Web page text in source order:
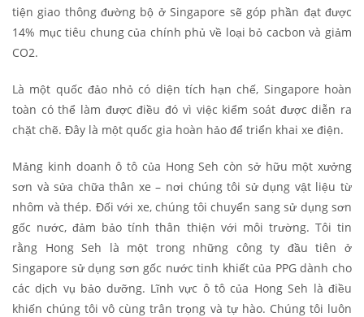
tiện giao thông đường bộ ở Singapore sẽ góp phần đạt được
14% mục tiêu chung của chính phủ về loại bỏ cacbon và giảm
CO2.
Là một quốc đảo nhỏ có diện tích hạn chế, Singapore hoàn
toàn có thể làm được điều đó vì việc kiểm soát được diễn ra
chặt chẽ. Đây là một quốc gia hoàn hảo để triển khai xe điện.
Mảng kinh doanh ô tô của Hong Seh còn sở hữu một xưởng
sơn và sửa chữa thân xe – nơi chúng tôi sử dụng vật liệu từ
nhôm và thép. Đối với xe, chúng tôi chuyển sang sử dụng sơn
gốc nước, đảm bảo tính thân thiện với môi trường. Tôi tin
rằng Hong Seh là một trong những công ty đầu tiên ở
Singapore sử dụng sơn gốc nước tinh khiết của PPG dành cho
các dịch vụ bảo dưỡng. Lĩnh vực ô tô của Hong Seh là điều
khiến chúng tôi vô cùng trân trọng và tự hào. Chúng tôi luôn